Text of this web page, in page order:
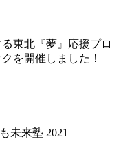
東北『夢』応援プロ
を開催しました！